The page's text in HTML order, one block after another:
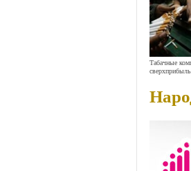
Табачные
сверхприбыль